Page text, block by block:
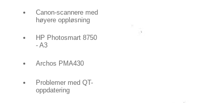
Canon-scannere med
høyere oppløsning
HP Photosmart 8750
- A3
Archos PMA430
Problemer med QT-
oppdatering